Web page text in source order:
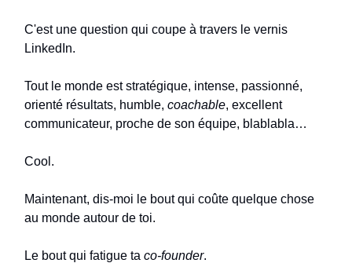
C'est une question qui coupe à travers le vernis
LinkedIn.
Tout le monde est stratégique, intense, passionné,
orienté résultats, humble, coachable, excellent
communicateur, proche de son équipe, blablabla…
Cool.
Maintenant, dis-moi le bout qui coûte quelque chose
au monde autour de toi.
Le bout qui fatigue ta co-founder.